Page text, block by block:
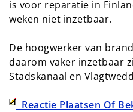
is voor reparatie in
weken niet inzetbaar.
De hoogwerker van
daarom vaker inzetbaar
Stadskanaal en
Reactie Plaatsen Of